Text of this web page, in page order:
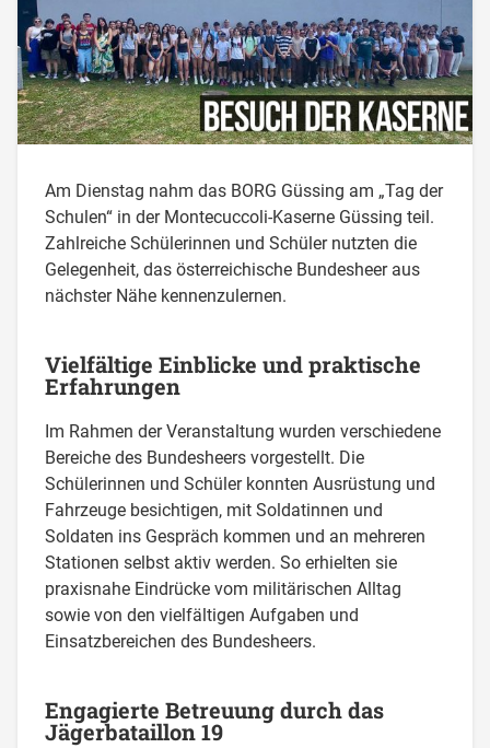
Am Dienstag nahm das BORG Güssing am „Tag der
Schulen“ in der Montecuccoli-Kaserne Güssing teil.
Zahlreiche Schülerinnen und Schüler nutzten die
Gelegenheit, das österreichische Bundesheer aus
nächster Nähe kennenzulernen.
Vielfältige Einblicke und praktische
Erfahrungen
Im Rahmen der Veranstaltung wurden verschiedene
Bereiche des Bundesheers vorgestellt. Die
Schülerinnen und Schüler konnten Ausrüstung und
Fahrzeuge besichtigen, mit Soldatinnen und
Soldaten ins Gespräch kommen und an mehreren
Stationen selbst aktiv werden. So erhielten sie
praxisnahe Eindrücke vom militärischen Alltag
sowie von den vielfältigen Aufgaben und
Einsatzbereichen des Bundesheers.
Engagierte Betreuung durch das
Jägerbataillon 19